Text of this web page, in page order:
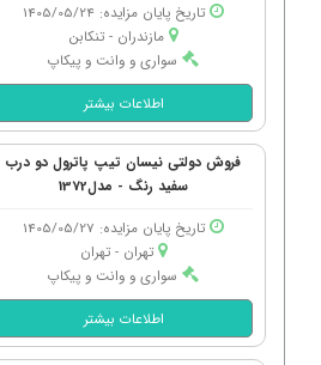
تاریخ پایان مزایده: 1405/05/24
مازندران - تنكابن
سواری و وانت و پیکاپ
اطلاعات بیشتر
فروش دولتی نیسان تیپ پاترول دو درب
سفید رنگ - مدل1372
تاریخ پایان مزایده: 1405/05/27
تهران - تهران
سواری و وانت و پیکاپ
اطلاعات بیشتر